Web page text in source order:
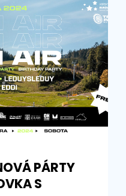
PÁRTY
S